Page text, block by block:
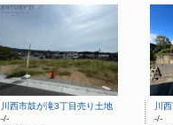
川西市鼓が滝3丁目売り土地
-/-
川
-/-